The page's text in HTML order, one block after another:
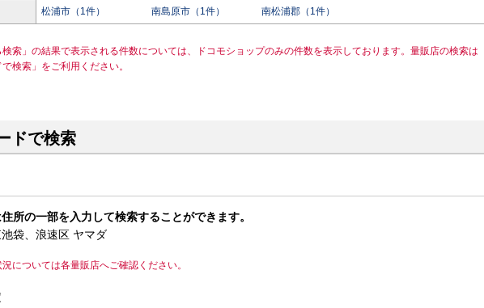
松浦市（1件） 南島原市（1件） 南松浦郡（1件）
検索」の結果で表示される件数については、ドコモショップのみの件数を表示しております。量販店の検索は
で検索」をご利用ください。
ドで検索
所の一部を入力して検索することができます。
袋、浪速区 ヤマダ
については各量販店へご確認ください。